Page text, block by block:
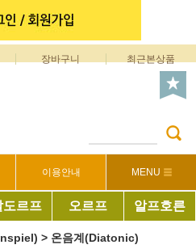
장바구니 최근본상품
이용안내 MENU
도르프 오르프 알프호른
> 온음계(Diatonic)